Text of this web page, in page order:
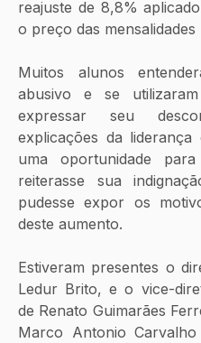
reajuste de 8,8%
o preço das
Muitos alunos
abusivo e se
expressar seu
explicações da
uma oportunidade
reiterasse sua
pudesse expor os
deste aumento.
Estiveram presentes o
Ledur Brito, e o vice-
de Renato Guimarães
Marco Antonio